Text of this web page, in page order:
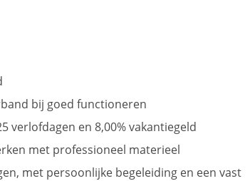
bij goed functioneren
verlofdagen en 8,00% vakantiegeld
met professioneel materieel
met persoonlijke begeleiding en een vast